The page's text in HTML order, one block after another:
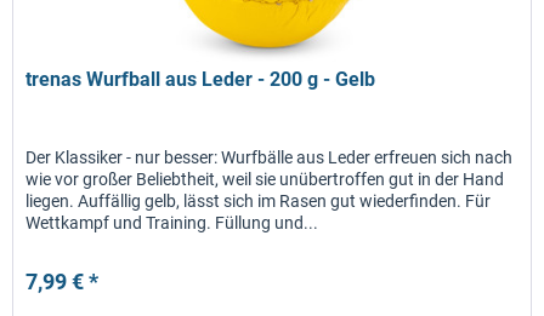
trenas Wurfball aus Leder - 200 g - Gelb
Der Klassiker - nur besser: Wurfbälle aus Leder erfreuen sich nach
wie vor großer Beliebtheit, weil sie unübertroffen gut in der Hand
liegen. Auffällig gelb, lässt sich im Rasen gut wiederfinden. Für
Wettkampf und Training. Füllung und...
7,99 € *